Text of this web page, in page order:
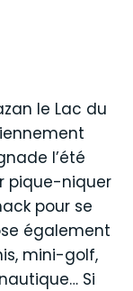
le Lac du
l’été
pique-niquer
pour se
également
mini-golf,
Si